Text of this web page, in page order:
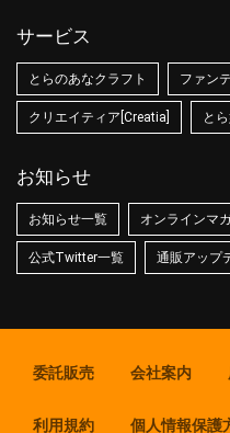
サービス
とらのあなクラフト ファン
クリエイティア[Creatia] と
お知らせ
お知らせ一覧 オンラインマ
公式Twitter一覧 通販アップ
委託販売 会社案内
利用規約 個人情報保護